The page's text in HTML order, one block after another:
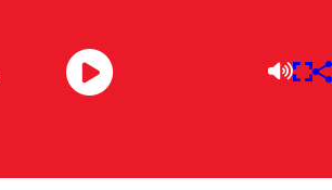
Descarga la APP